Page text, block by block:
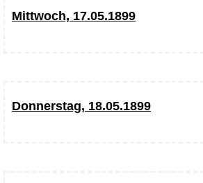
Mittwoch, 17.05.1899
Donnerstag, 18.05.1899